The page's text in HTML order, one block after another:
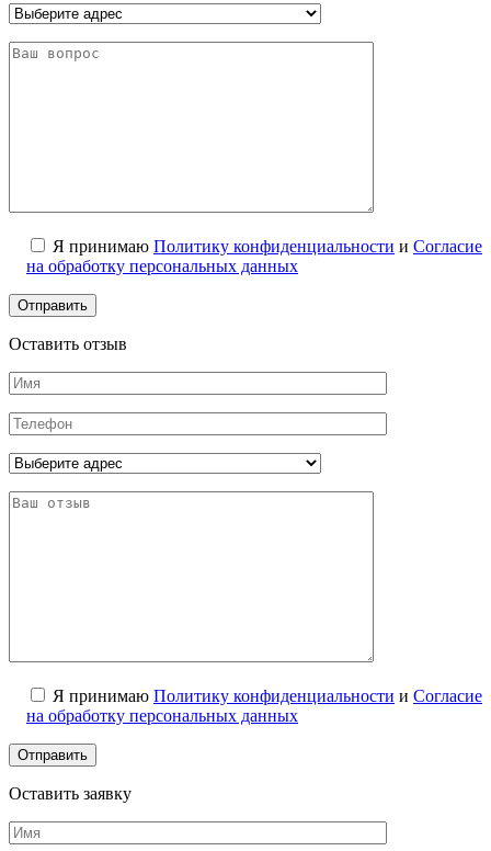
Я принимаю Политику конфиденциальности и Согласие
на обработку персональных данных
Оставить отзыв
Я принимаю Политику конфиденциальности и Согласие
на обработку персональных данных
Оставить заявку